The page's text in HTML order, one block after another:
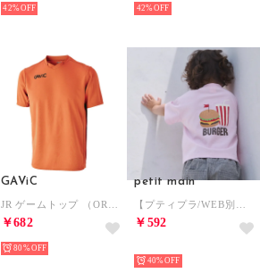
42% 42%
GAViC
JR ゲームトップ （ORG）
￥682
80%
petit main
【プティプラ/WEB別注】バックプリント半袖Tシャツ （ライト ピンク）
￥592
40%